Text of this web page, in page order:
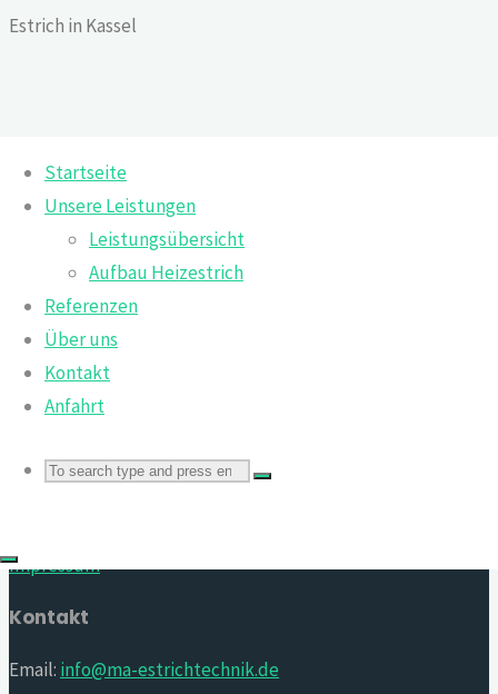
Estrich in Kassel
Startseite
Unsere Leistungen
Leistungsübersicht
Aufbau Heizestrich
Referenzen
Über uns
Kontakt
Anfahrt
Search
Search
Search
Home
Vorheriger Beitrag
Full
1920 × 1440pixels
Previous image
Next image
M&A-Estrichtechnik GmbH
34117 Kassel
Impressum
Kontakt
Email: info@ma-estrichtechnik.de